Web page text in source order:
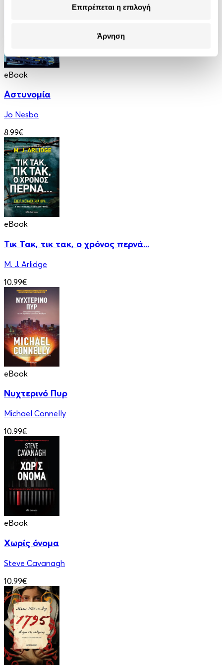
Επιτρέπεται η επιλογή
Άρνηση
eBook
Αστυνομία
Jo Nesbo
8.99€
eBook
Τικ Τακ, τικ τακ, ο χρόνος περνά...
M. J. Arlidge
10.99€
eBook
Νυχτερινό Πυρ
Michael Connelly
10.99€
eBook
Χωρίς όνομα
Steve Cavanagh
10.99€